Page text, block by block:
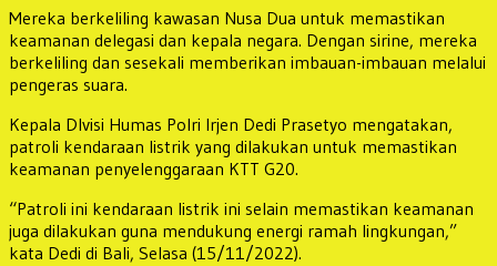
Mereka berkeliling kawasan Nusa Dua untuk memastikan
keamanan delegasi dan kepala negara. Dengan sirine, mereka
berkeliling dan sesekali memberikan imbauan-imbauan melalui
pengeras suara.
Kepala DIvisi Humas Polri Irjen Dedi Prasetyo mengatakan,
patroli kendaraan listrik yang dilakukan untuk memastikan
keamanan penyelenggaraan KTT G20.
“Patroli ini kendaraan listrik ini selain memastikan keamanan
juga dilakukan guna mendukung energi ramah lingkungan,”
kata Dedi di Bali, Selasa (15/11/2022).